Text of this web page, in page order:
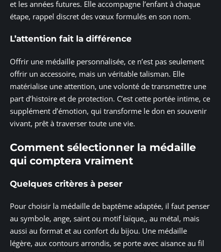
et les années futures. Elle accompagne l’enfant à chaque
étape, rappel discret des vœux formulés en son nom.
L’attention fait la différence
Offrir une médaille personnalisée, ce n’est pas seulement
offrir un accessoire, mais un véritable talisman. Elle
matérialise une attention, une volonté de transmettre une
part d’histoire et de protection. C’est cette portée intime, ce
supplément d’émotion, qui transforme le don en souvenir
vivant, prêt à traverser toute une vie.
Comment sélectionner la médaille
qui comptera vraiment
Quelques critères à peser
Pour choisir la médaille de baptême adaptée, il faut penser
au symbole, ange, saint ou motif laïque,, au métal, mais
aussi au format et au confort du bijou. Une médaille
légère, aux contours arrondis, se porte avec aisance au fil